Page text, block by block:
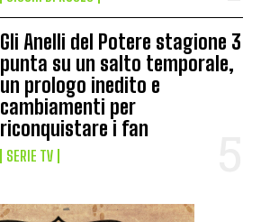
Gli Anelli del Potere stagione 3
punta su un salto temporale,
un prologo inedito e
cambiamenti per
riconquistare i fan
SERIE TV